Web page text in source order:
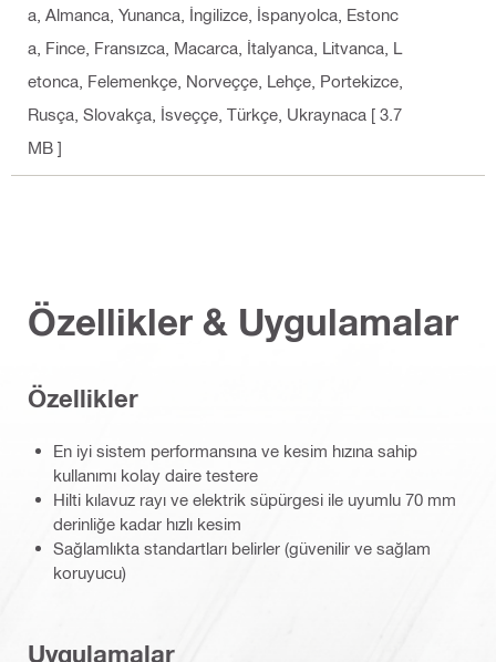
a, Almanca, Yunanca, İngilizce, İspanyolca, Estonc
a, Fince, Fransızca, Macarca, İtalyanca, Litvanca, L
etonca, Felemenkçe, Norveççe, Lehçe, Portekizce,
Rusça, Slovakça, İsveççe, Türkçe, Ukraynaca [ 3.7
MB ]
Özellikler & Uygulamalar
Özellikler
En iyi sistem performansına ve kesim hızına sahip
kullanımı kolay daire testere
Hilti kılavuz rayı ve elektrik süpürgesi ile uyumlu 70 mm
derinliğe kadar hızlı kesim
Sağlamlıkta standartları belirler (güvenilir ve sağlam
koruyucu)
Uygulamalar